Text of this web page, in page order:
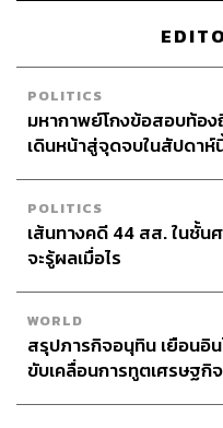
POLITICS
มหากาพย์โกงข้อสอบท้อ
เดินหน้าสู่จุดจบในสัปดาห์
POLITICS
เส้นทางคดี 44 สส. ในชั้น
จะรู้ผลเมื่อไร
WORLD
สรุปภารกิจอนุทิน เยือนอิ
ขับเคลื่อนการทูตเศรษฐกิ